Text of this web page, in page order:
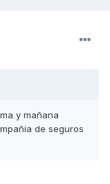
y mañana
de seguros